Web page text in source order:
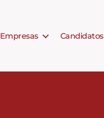
Empresas Candidatos